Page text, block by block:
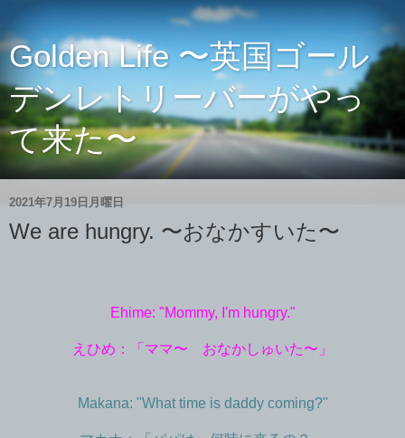
Golden Life 〜英国ゴール
デンレトリーバーがやっ
て来た〜
2021年7月19日月曜日
We are hungry. 〜おなかすいた〜
Ehime: "Mommy, I'm hungry."
えひめ：「ママ〜 おなかしゅいた〜」
Makana: "What time is daddy coming?"